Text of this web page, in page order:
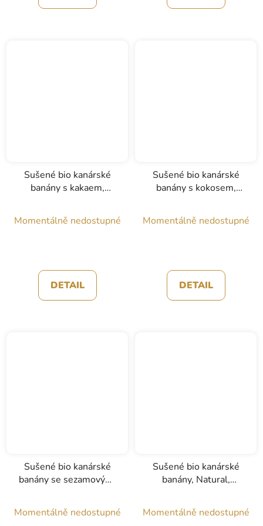
Sušené bio kanárské
banány s kakaem,
Momentálně nedostupné
DETAIL
Sušené bio kanárské
banány s kokosem,
Momentálně nedostupné
DETAIL
Sušené bio kanárské
banány se sezamovými
50g
Momentálně nedostupné
Sušené bio kanárské
banány, Natural,
Momentálně nedostupné